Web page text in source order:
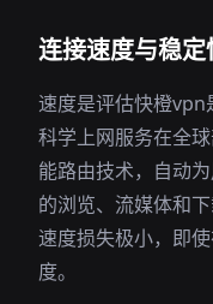
连接速度与稳定
速度是评估快橙vpn
科学上网服务在全
能路由技术，自动
的浏览、流媒体和
速度损失极小，即
度。